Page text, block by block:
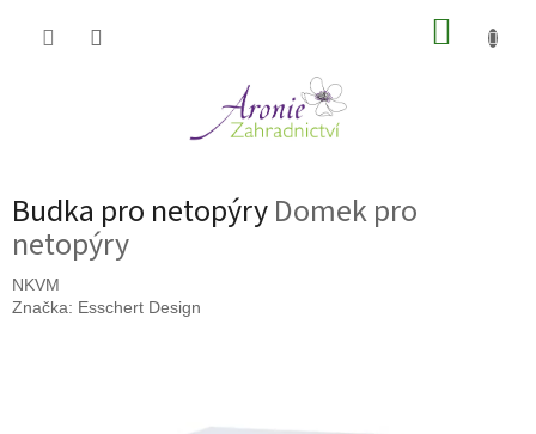
Budka pro netopýryDomek pro
netopýry
NKVM
Značka: Esschert Design